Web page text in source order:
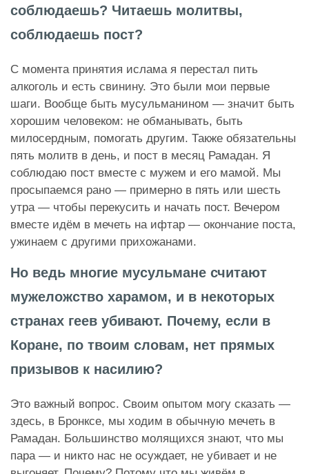
соблюдаешь? Читаешь молитвы,
соблюдаешь пост?
С момента принятия ислама я перестал пить
алкоголь и есть свинину. Это были мои первые
шаги. Вообще быть мусульманином — значит быть
хорошим человеком: не обманывать, быть
милосердным, помогать другим. Также обязательны
пять молитв в день, и пост в месяц Рамадан. Я
соблюдаю пост вместе с мужем и его мамой. Мы
просыпаемся рано — примерно в пять или шесть
утра — чтобы перекусить и начать пост. Вечером
вместе идём в мечеть на ифтар — окончание поста,
ужинаем с другими прихожанами.
Но ведь многие мусульмане считают
мужеложство харамом, и в некоторых
странах геев убивают. Почему, если в
Коране, по твоим словам, нет прямых
призывов к насилию?
Это важный вопрос. Своим опытом могу сказать —
здесь, в Бронксе, мы ходим в обычную мечеть в
Рамадан. Большинство молящихся знают, что мы
пара — и никто нас не осуждает, не убивает и не